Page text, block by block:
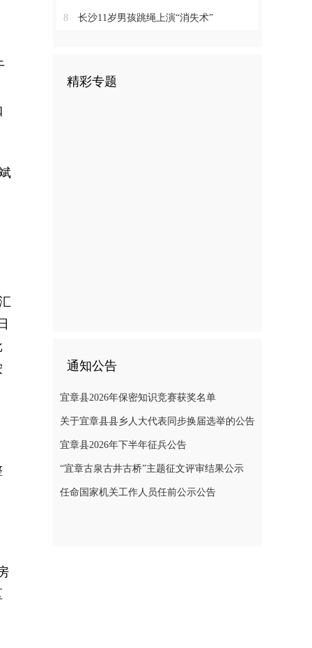
8 长沙11岁男孩跳绳上演“消失术”
精彩专题
通知公告
宜章县2026年保密知识竞赛获奖名单
关于宜章县县乡人大代表同步换届选举的公告
宜章县2026年下半年征兵公告
“宜章古泉古井古桥”主题征文评审结果公示
任命国家机关工作人员任前公示公告